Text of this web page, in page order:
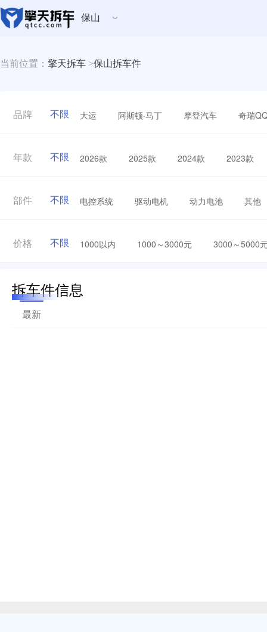
保山
当前位置： 擎天拆车 >保山拆车件
品牌 不限 大运 阿斯顿·马丁 摩登汽车 奇瑞
年款 不限 2026款 2025款 2024款 2023款
部件 不限 电控系统 驱动电机 动力电池 其他
价格 不限 1000以内 1000～3000元 3000～5000
拆车件信息
最新